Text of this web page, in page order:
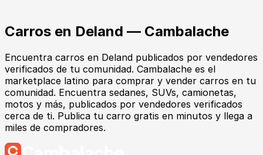
Carros en Deland — Cambalache
Encuentra carros en Deland publicados por vendedores
verificados de tu comunidad. Cambalache es el
marketplace latino para comprar y vender carros en tu
comunidad. Encuentra sedanes, SUVs, camionetas,
motos y más, publicados por vendedores verificados
cerca de ti. Publica tu carro gratis en minutos y llega a
miles de compradores.